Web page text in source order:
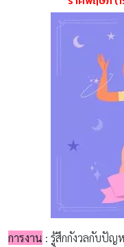
การงาน : รู้สึกกังวลกับปัญ